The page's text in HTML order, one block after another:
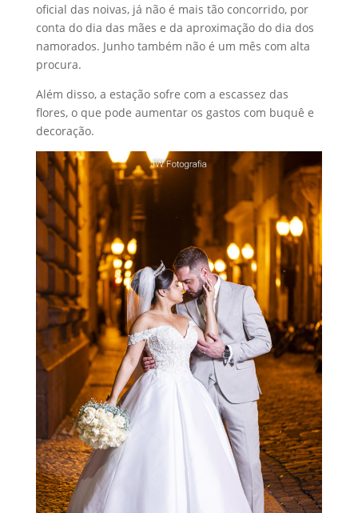
oficial das noivas, já não é mais tão concorrido, por
conta do dia das mães e da aproximação do dia dos
namorados. Junho também não é um mês com alta
procura.
Além disso, a estação sofre com a escassez das
flores, o que pode aumentar os gastos com buquê e
decoração.